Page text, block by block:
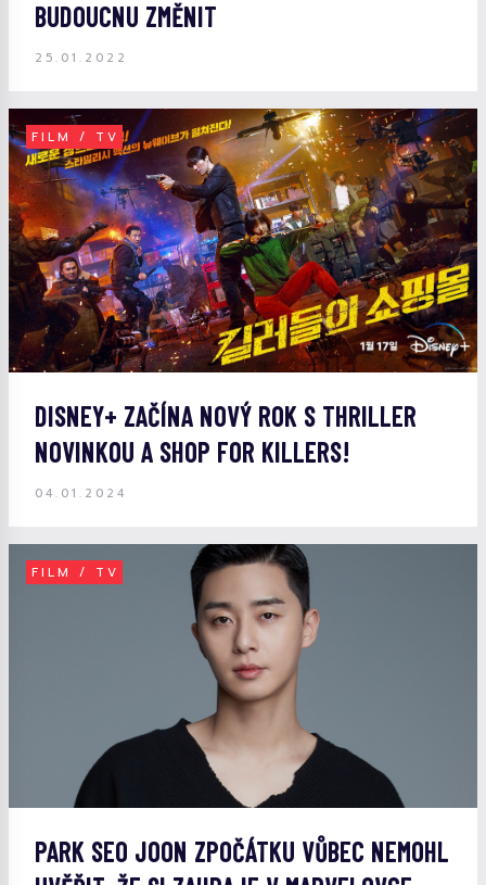
BUDOUCNU ZMĚNIT
25.01.2022
FILM / TV
DISNEY+ ZAČÍNA NOVÝ ROK S THRILLER
NOVINKOU A SHOP FOR KILLERS!
04.01.2024
FILM / TV
PARK SEO JOON ZPOČÁTKU VŮBEC NEMOHL